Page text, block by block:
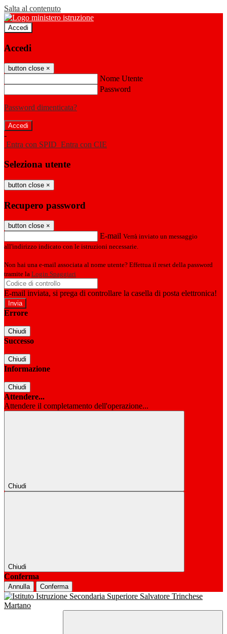
Salta al contenuto
Accedi
Accedi
button close ×
Nome Utente
Password
Password dimenticata?
-
Entra con SPID Entra con CIE
Seleziona utente
button close ×
Recupero password
button close ×
E-mail Verrà inviato un messaggio
all'indirizzo indicato con le istruzioni necessarie.
Non hai una e-mail associata al nome utente? Effettua il reset della password
tramite la Login Spaggiari
E-mail inviata, si prega di controllare la casella di posta elettronica!
Errore
Chiudi
Successo
Chiudi
Informazione
Chiudi
Attendere...
Attendere il completamento dell'operazione...
Chiudi
Chiudi
Conferma
Annulla Conferma